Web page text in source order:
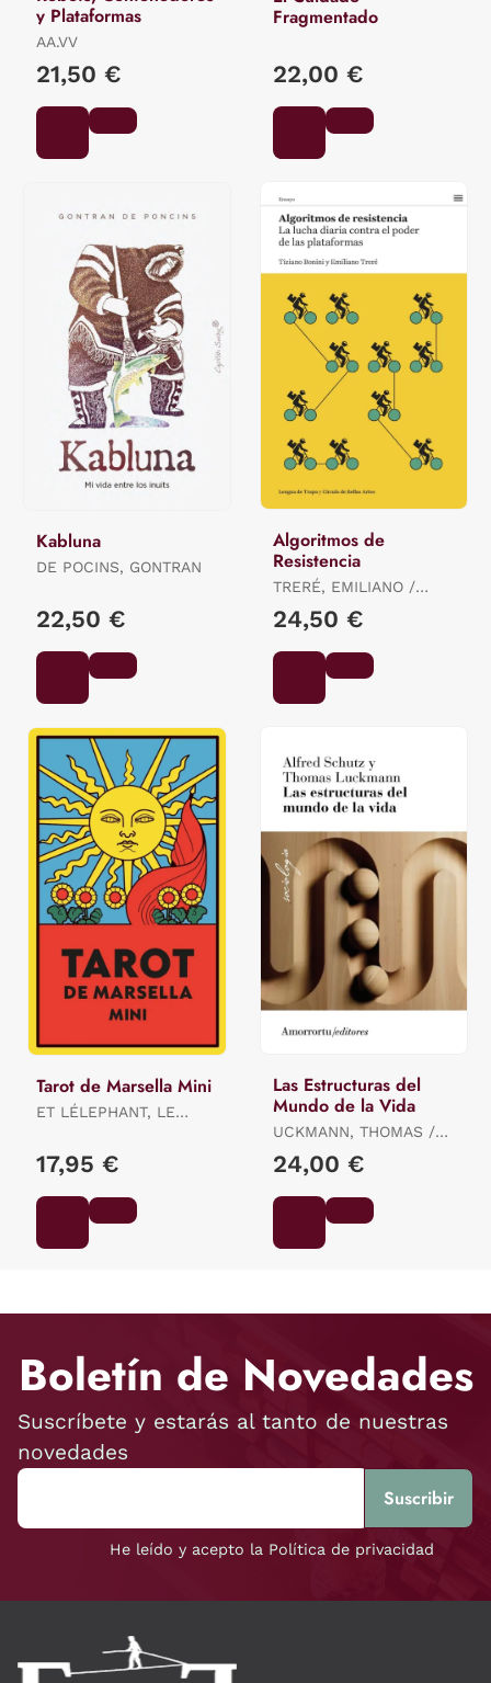
y Plataformas
AA.VV
21,50 €
Fragmentado
22,00 €
Kabluna
DE POCINS, GONTRAN
22,50 €
Algoritmos de
Resistencia
TRERÉ, EMILIANO /
24,50 €
Tarot de Marsella Mini
ET LÉLEPHANT, LE
LÉLEPHANT, LE LOTUS
17,95 €
Las Estructuras del
Mundo de la Vida
UCKMANN, THOMAS /
24,00 €
Boletín de Novedades
Suscríbete y estarás al tanto de nuestras
novedades
He leído y acepto la Política de privacidad